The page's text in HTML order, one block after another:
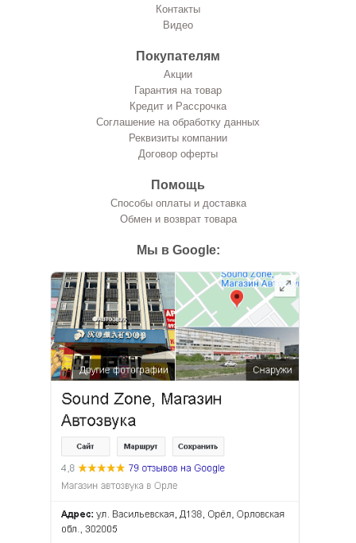
Контакты
Видео
Покупателям
Акции
Гарантия на товар
Кредит и Рассрочка
Соглашение на обработку данных
Реквизиты компании
Договор оферты
Помощь
Способы оплаты и доставка
Обмен и возврат товара
Мы в Google: